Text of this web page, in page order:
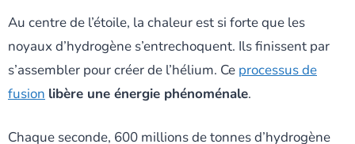
Au centre de l’étoile, la chaleur est si forte que les
noyaux d’hydrogène s’entrechoquent. Ils finissent par
s’assembler pour créer de l’hélium. Ce processus de
fusion libère une énergie phénoménale.
Chaque seconde, 600 millions de tonnes d’hydrogène